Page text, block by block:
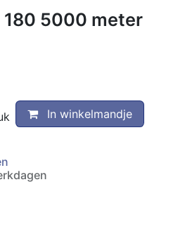
180 5000 meter
In winkelmandje